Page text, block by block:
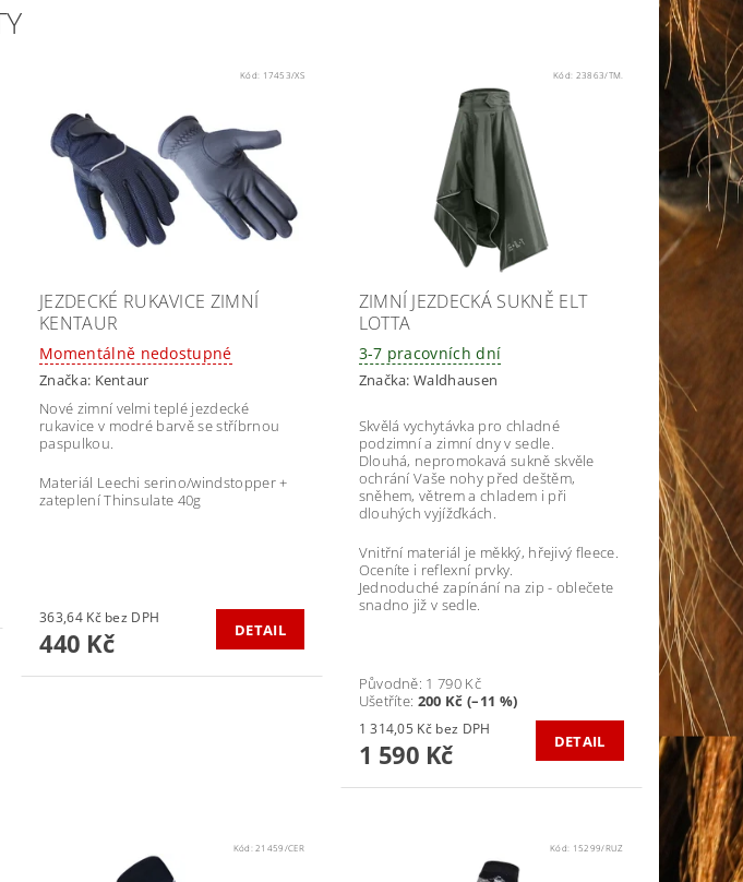
Kód: 17453/XS
JEZDECKÉ RUKAVICE ZIMNÍ
KENTAUR
Momentálně nedostupné
Značka: Kentaur
Nové zimní velmi teplé jezdecké
rukavice v modré barvě se stříbrnou
paspulkou.
Materiál Leechi serino/windstopper +
zateplení Thinsulate 40g
363,64 Kč bez DPH
440 Kč DETAIL
Kód: 23863/TM.
ZIMNÍ JEZDECKÁ SUKNĚ ELT
LOTTA
3-7 pracovních dní
Značka:Waldhausen
Skvělá vychytávka pro chladné
podzimní a zimní dny v sedle.
Dlouhá, nepromokavá sukně skvěle
ochrání Vaše nohy před deštěm,
sněhem, větrem a chladem i při
dlouhých vyjížďkách.
Vnitřní materiál je měkký, hřejivý fleece.
Oceníte i reflexní prvky.
Jednoduché zapínání na zip - oblečete
snadno již v sedle.
Původně: 1 790 Kč
Ušetříte: 200 Kč (–11 %)
1 314,05 Kč bez DPH
1 590 Kč DETAIL
Kód:21459/CER Kód: 15299/RUZ